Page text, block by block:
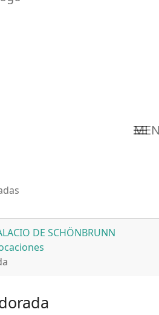
DE SCHÖNBRUNN